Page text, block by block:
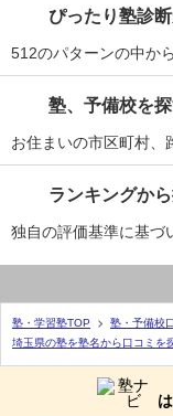
ぴったり塾診
512のパターンの中か
塾、予備校を
お住まいの市区町村、
ランキングか
独自の評価基準に基づ
塾・学習塾TOP 塾・予備校
埼玉県の塾を塾名から口コミを